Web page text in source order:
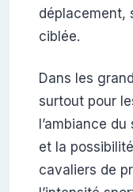
déplacement,
ciblée.
Dans les
surtout pour
l’ambiance
et la
cavaliers de